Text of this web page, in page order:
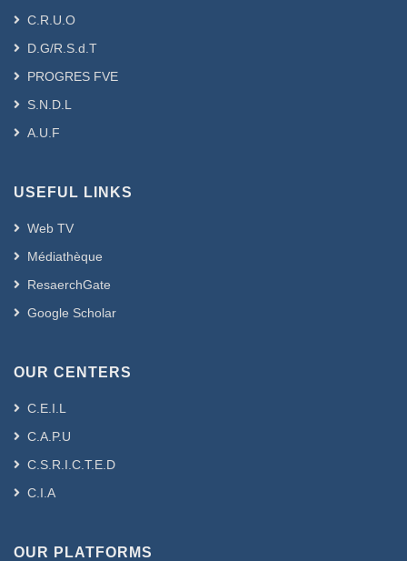
C.R.U.O
D.G/R.S.d.T
PROGRES FVE
S.N.D.L
A.U.F
USEFUL LINKS
Web TV
Médiathèque
ResaerchGate
Google Scholar
OUR CENTERS
C.E.I.L
C.A.P.U
C.S.R.I.C.T.E.D
C.I.A
OUR PLATFORMS